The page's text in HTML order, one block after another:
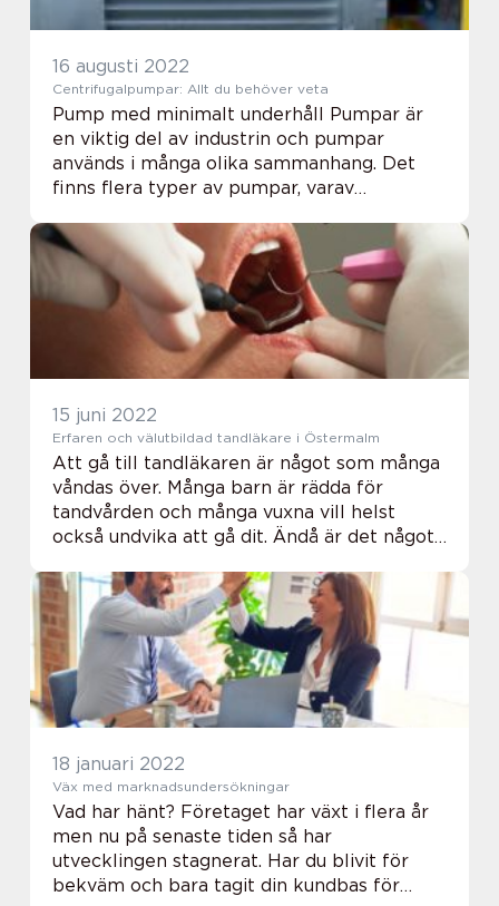
16 augusti 2022
Centrifugalpumpar: Allt du behöver veta
Pump med minimalt underhåll Pumpar är
en viktig del av industrin och pumpar
används i många olika sammanhang. Det
finns flera typer av pumpar, varav
vi igenom allt du behöver veta om
centrifugalpumpar. Vi ...
15 juni 2022
Erfaren och välutbildad tandläkare i Östermalm
Att gå till tandläkaren är något som många
våndas över. Många barn är rädda för
tandvården och många vuxna vill helst
också undvika att gå dit. Ändå är det något
bäst att ha en tandläkare som känns trygg
och ...
18 januari 2022
Väx med marknadsundersökningar
Vad har hänt? Företaget har växt i flera år
men nu på senaste tiden så har
utvecklingen stagnerat. Har du blivit för
bekväm och bara tagit din kundbas för